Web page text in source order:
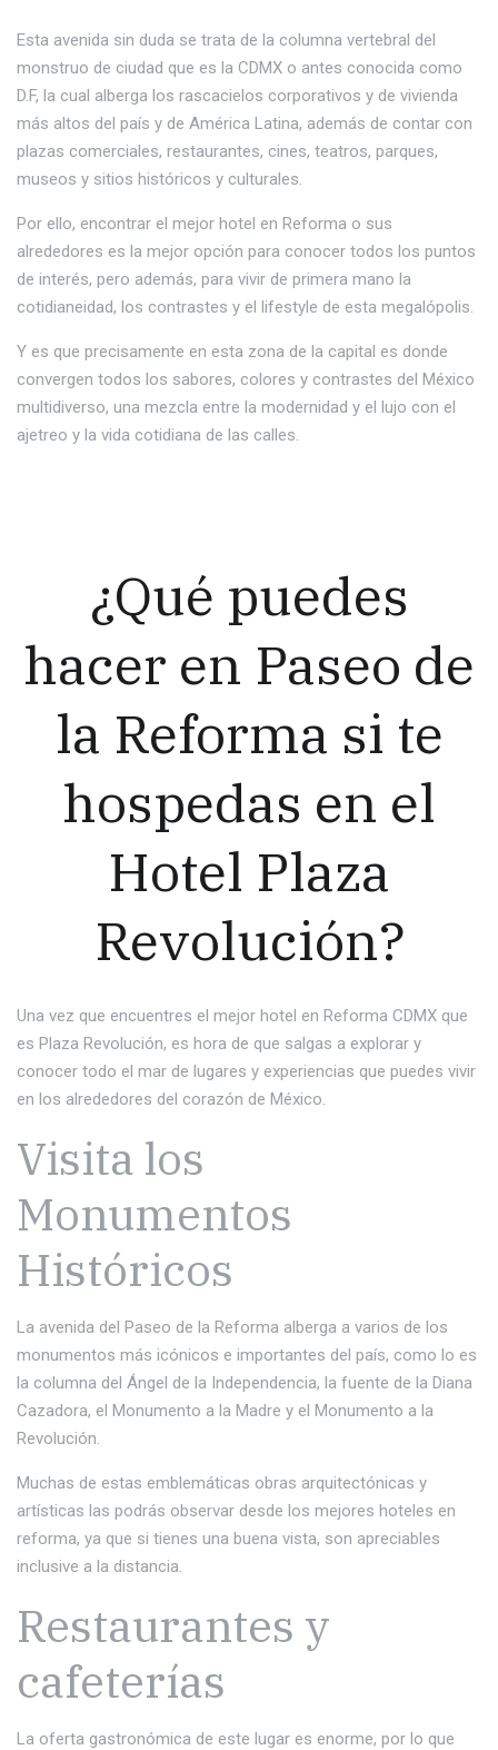
Esta avenida sin duda se trata de la columna vertebral del
monstruo de ciudad que es la CDMX o antes conocida como
D.F, la cual alberga los rascacielos corporativos y de vivienda
más altos del país y de América Latina, además de contar con
plazas comerciales, restaurantes, cines, teatros, parques,
museos y sitios históricos y culturales.
Por ello, encontrar el mejor hotel en Reforma o sus
alrededores es la mejor opción para conocer todos los puntos
de interés, pero además, para vivir de primera mano la
cotidianeidad, los contrastes y el lifestyle de esta megalópolis.
Y es que precisamente en esta zona de la capital es donde
convergen todos los sabores, colores y contrastes del México
multidiverso, una mezcla entre la modernidad y el lujo con el
ajetreo y la vida cotidiana de las calles.
¿Qué puedes
hacer en Paseo de
la Reforma si te
hospedas en el
Hotel Plaza
Revolución?
Una vez que encuentres el mejor hotel en Reforma CDMX que
es Plaza Revolución, es hora de que salgas a explorar y
conocer todo el mar de lugares y experiencias que puedes vivir
en los alrededores del corazón de México.
Visita los
Monumentos
Históricos
La avenida del Paseo de la Reforma alberga a varios de los
monumentos más icónicos e importantes del país, como lo es
la columna del Ángel de la Independencia, la fuente de la Diana
Cazadora, el Monumento a la Madre y el Monumento a la
Revolución.
Muchas de estas emblemáticas obras arquitectónicas y
artísticas las podrás observar desde los mejores hoteles en
reforma, ya que si tienes una buena vista, son apreciables
inclusive a la distancia.
Restaurantes y
cafeterías
La oferta gastronómica de este lugar es enorme, por lo que